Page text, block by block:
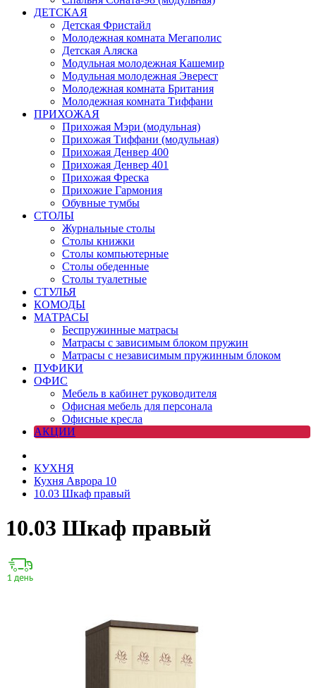
ДЕТСКАЯ
Детская Фристайл
Молодежная комната Мегаполис
Детская Аляска
Модульная молодежная Кашемир
Модульная молодежная Эверест
Молодежная комната Британия
Молодежная комната Тиффани
ПРИХОЖАЯ
Прихожая Мэри (модульная)
Прихожая Тиффани (модульная)
Прихожая Денвер 400
Прихожая Денвер 401
Прихожая Фреска
Прихожие Гармония
Обувные тумбы
СТОЛЫ
Журнальные столы
Столы книжки
Столы компьютерные
Столы обеденные
Столы туалетные
СТУЛЬЯ
КОМОДЫ
МАТРАСЫ
Беспружинные матрасы
Матрасы с зависимым блоком пружин
Матрасы с независимым пружинным блоком
ПУФИКИ
ОФИС
Мебель в кабинет руководителя
Офисная мебель для персонала
Офисные кресла
АКЦИИ
КУХНЯ
Кухня Аврора 10
10.03 Шкаф правый
10.03 Шкаф правый